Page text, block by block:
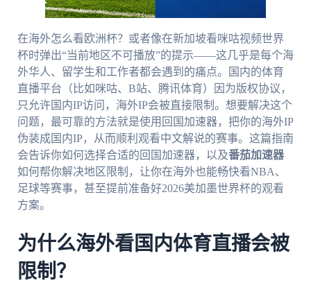
在海外怎么看欧洲杯？或者像在新加坡看咪咕视频世界
杯时弹出“当前地区不可播放”的提示——这几乎是每个海
外华人、留学生和工作者都会遇到的痛点。国内的体育
直播平台（比如咪咕、B站、腾讯体育）因为版权协议，
只允许国内IP访问，海外IP会被直接限制。想要解决这个
问题，最可靠的方法就是使用回国加速器，把你的海外IP
伪装成国内IP，从而顺利观看中文解说的赛事。这篇指南
会告诉你如何选择合适的回国加速器，以及番茄加速器
如何帮你解决地区限制，让你在海外也能畅快看NBA、
足球等赛事，甚至提前准备好2026美加墨世界杯的观看
方案。
为什么海外看国内体育直播会被
限制？